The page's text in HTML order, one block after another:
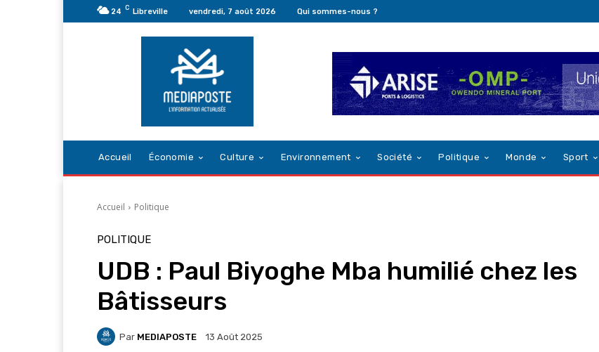
24 C Libreville vendredi, 7 août 2026 Qui sommes-nous ?
Accueil Économie Culture Environnement Société Politique Monde Sport
Accueil Politique
POLITIQUE
UDB : Paul Biyoghe Mba humilié chez les
Bâtisseurs
Par MEDIAPOSTE 13 Août 2025